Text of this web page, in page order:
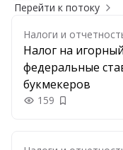
Перейти к потоку
Налоги и
Налог на
федеральные
букмекеров
159 Добавить в